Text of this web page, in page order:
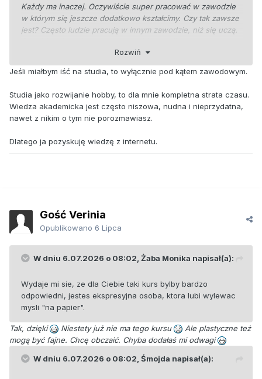
Każdy ma inaczej. Oczywiście super pracować w zawodzie
w którym się jeszcze dodatkowo kształcimy. Czy tak zawsze
jest? Często ludzie pracują w innym zawodzie, niż się uczą.
Rozwiń
Jeśli miałbym iść na studia, to wyłącznie pod kątem zawodowym.
Studia jako rozwijanie hobby, to dla mnie kompletna strata czasu.
Wiedza akademicka jest często niszowa, nudna i nieprzydatna,
nawet z nikim o tym nie porozmawiasz.
Dlatego ja pozyskuję wiedzę z internetu.
Gość Verinia
Opublikowano 6 Lipca
W dniu 6.07.2026 o 08:02, Żaba Monika napisał(a):
Wydaje mi sie, ze dla Ciebie taki kurs bylby bardzo
odpowiedni, jestes ekspresyjna osoba, ktora lubi wylewac
mysli "na papier".
Tak, dzięki Niestety już nie ma tego kursu
Ale plastyczne też
mogą być fajne. Chcę obczaić. Chyba dodałaś mi odwagi
W dniu 6.07.2026 o 08:02, Śmojda napisał(a):